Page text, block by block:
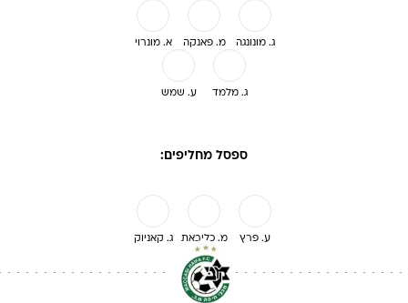
א. מונרוי מ. פאנקה ג. מונונגה
ע. שמש ג. מלמד
ספסל מחליפים:
ג. קאניוק מ. כליבאת ע. פרץ